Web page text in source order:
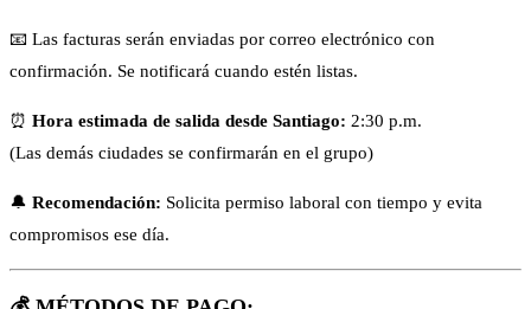
📧 Las facturas serán enviadas por correo electrónico con
confirmación. Se notificará cuando estén listas.
⏰ Hora estimada de salida desde Santiago: 2:30 p.m.
(Las demás ciudades se confirmarán en el grupo)
🔔 Recomendación: Solicita permiso laboral con tiempo y evita
compromisos ese día.